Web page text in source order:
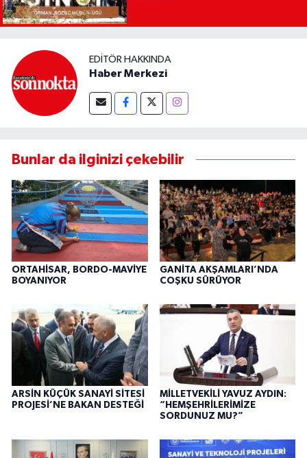
EDITÖR HAKKINDA
Haber Merkezi
Bunlar da ilginizi çekebilir
ORTAHİSAR, BORDO-MAVİYE
BOYANIYOR
GANİTA AKŞAMLARI’NDA
COŞKU SÜRÜYOR
ARSİN KÜÇÜK SANAYİ SİTESİ
PROJESİ’NE BAKAN DESTEĞİ
MİLLETVEKİLİ YAVUZ AYDIN:
“HEMŞEHRİLERİMİZE
SORDUNUZ MU?”